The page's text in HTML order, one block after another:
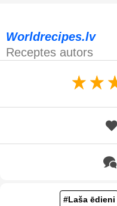
Worldrecipes.lv
Receptes autors
#Laša ēdieni